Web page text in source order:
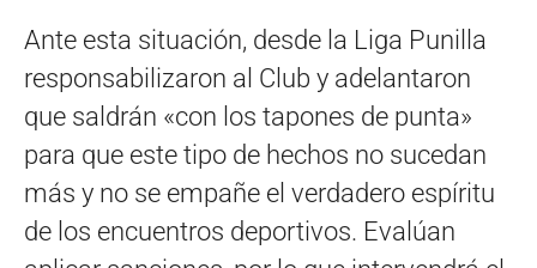
Ante esta situación, desde la Liga Punilla
responsabilizaron al Club y adelantaron
que saldrán «con los tapones de punta»
para que este tipo de hechos no sucedan
más y no se empañe el verdadero espíritu
de los encuentros deportivos. Evalúan